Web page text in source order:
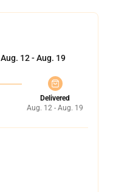
Aug. 12 - Aug. 19
Delivered
Aug. 12 - Aug. 19